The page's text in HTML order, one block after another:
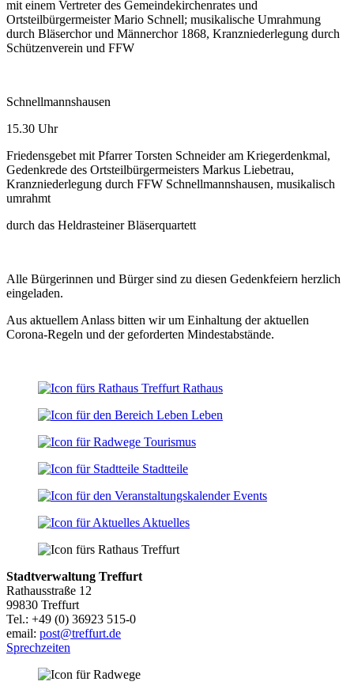
mit einem Vertreter des Gemeindekirchenrates und
Ortsteilbürgermeister Mario Schnell; musikalische Umrahmung
durch Bläserchor und Männerchor 1868, Kranzniederlegung durch
Schützenverein und FFW
Schnellmannshausen
15.30 Uhr
Friedensgebet mit Pfarrer Torsten Schneider am Kriegerdenkmal,
Gedenkrede des Ortsteilbürgermeisters Markus Liebetrau,
Kranzniederlegung durch FFW Schnellmannshausen, musikalisch
umrahmt
durch das Heldrasteiner Bläserquartett
Alle Bürgerinnen und Bürger sind zu diesen Gedenkfeiern herzlich
eingeladen.
Aus aktuellem Anlass bitten wir um Einhaltung der aktuellen
Corona-Regeln und der geforderten Mindestabstände.
Rathaus
Leben
Tourismus
Stadtteile
Events
Aktuelles
Stadtverwaltung Treffurt
Rathausstraße 12
99830 Treffurt
Tel.: +49 (0) 36923 515-0
email: post@treffurt.de
Sprechzeiten